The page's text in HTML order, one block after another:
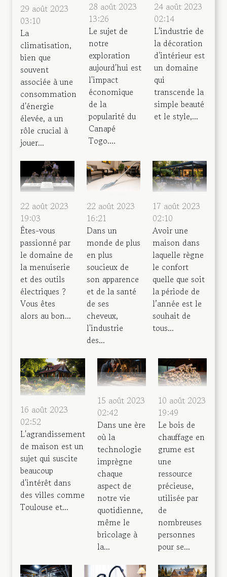
29 août 2023
03:10
La
climatisation,
bien que
souvent
associée à une
consommation
d'énergie
élevée, a un
rôle crucial à
jouer...
28 août 2023
13:26
Le sujet de
notre
exploration
aujourd'hui est
l'impact
économique
de la
popularité du
Canapé
Togo....
24 août 2023
02:14
L'industrie de
la décoration
d'intérieur est
un domaine
qui
transcende la
simple beauté
et le style,...
22 août 2023
19:03
Êtes-vous
passionné par
le domaine de
la menuiserie
et des outils
électriques ?
Vous êtes
alors au bon...
22 août 2023
16:21
Dans un
monde de plus
en plus
soucieux de
son apparence
et de la santé
de ses
cheveux,
l'industrie
des...
17 août 2023
02:10
Avoir une
maison dans
laquelle règne
le confort
quelle que soit
la période de
l’année est le
souhait de
tous...
16 août 2023
02:52
L'agrandissement
de maison est un
sujet qui suscite
beaucoup
d'intérêt dans
des villes comme
Toulouse et...
15 août 2023
02:42
Dans une ère
où la
technologie
imprègne
chaque
aspect de
notre vie
quotidienne,
même le
bricolage à
la...
10 août 2023
19:49
Le bois de
chauffage en
grume est
une
ressource
précieuse,
utilisée par
de
nombreuses
personnes
pour se...